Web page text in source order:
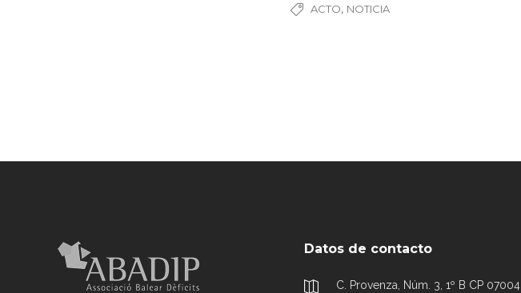
ACTO, NOTICIA
Datos de contacto
C. Provenza, Núm. 3, 1º B CP 07004